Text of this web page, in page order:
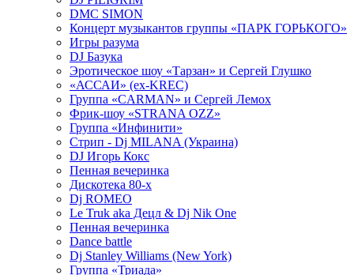
DMC SIMON
Концерт музыкантов группы «ПАРК ГОРЬКОГО»
Игры разума
DJ Базука
Эротическое шоу «Тарзан» и Сергей Глушко
«АССАИ» (ex-KREC)
Группа «CARMAN» и Сергей Лемох
Фрик-шоу «STRANA OZZ»
Группа «Инфинити»
Стрип - Dj MILANA (Украина)
DJ Игорь Кокс
Пенная вечеринка
Дискотека 80-х
Dj ROMEO
Le Truk aka Децл & Dj Nik One
Пенная вечеринка
Dance battle
Dj Stanley Williams (New York)
Группа «Триада»